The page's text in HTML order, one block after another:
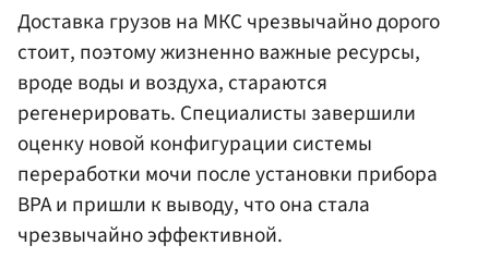
Доставка грузов на МКС чрезвычайно дорого
стоит, поэтому жизненно важные ресурсы,
вроде воды и воздуха, стараются
регенерировать. Специалисты завершили
оценку новой конфигурации системы
переработки мочи после установки прибора
BPA и пришли к выводу, что она стала
чрезвычайно эффективной.